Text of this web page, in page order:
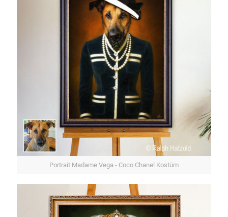
Portrait Madame Vega - Coco Chanel Kostüm